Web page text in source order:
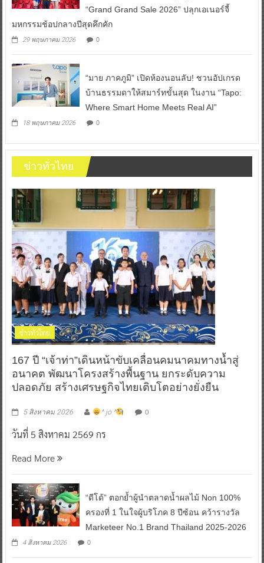
“Grand Grand Sale 2026” ปลุกเอเนอร์จี้
มหกรรมช้อปกลางปีสุดคึกคัก
29 พฤษภาคม 2026 0
“มาย ภาคภูมิ” เปิดห้องนอนลับ! ชวนอัปเกรด
บ้านธรรมดาให้สมาร์ทขั้นสุด ในงาน “Tapo:
Where Smart Home Meets Real AI”
18 พฤษภาคม 2026 0
ข่าวทั่วไทย
ข่าวทั่วไทย
167 ปี “เจ้าท่า”เดินหน้าขับเคลื่อนคมนาคมทางน้ำสู่
อนาคต พัฒนาโครงสร้างพื้นฐาน ยกระดับความ
ปลอดภัย สร้างเศรษฐกิจไทยเติบโตอย่างยั่งยืน
5 สิงหาคม 2026 ^ jo ^ 0
วันที่ 5 สิงหาคม 2569 กร
Read More
“ดีโด้” ตอกย้ำผู้นำตลาดน้ำผลไม้ Non 100%
ครองที่ 1 ในใจผู้บริโภค 8 ปีซ้อน คว้ารางวัล
Marketeer No.1 Brand Thailand 2025-2026
4 สิงหาคม 2026 0